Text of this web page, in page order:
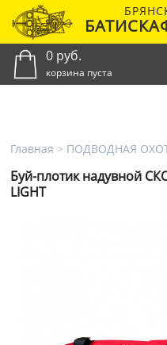
0 руб.
корзина пуста
Главная > ПОДВОДНАЯ
Буй-плотик надувной
LIGHT